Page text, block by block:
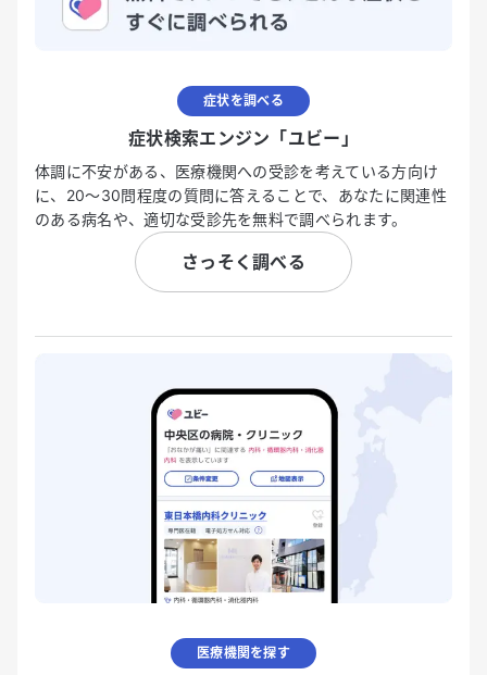
症状を調べる
症状検索エンジン「ユビー」
体調に不安がある、医療機関への受診を考えている方向け
に、20〜30問程度の質問に答えることで、あなたに関連性
のある病名や、適切な受診先を無料で調べられます。
さっそく調べる
医療機関を探す